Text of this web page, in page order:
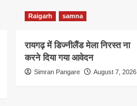
Raigarh samna
रायगढ़ में डिज्नीलैंड मेला निरस्त ना
करने दिया गया आवेदन
Simran Pangare August 7, 2026